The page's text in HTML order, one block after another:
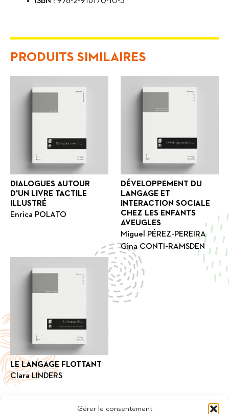
Gérer le consentement
PRODUITS SIMILAIRES
DIALOGUES AUTOUR
D'UN LIVRE TACTILE
ILLUSTRÉ
Enrica POLATO
DÉVELOPPEMENT DU
LANGAGE ET
INTERACTION SOCIALE
CHEZ LES ENFANTS
AVEUGLES
Miguel PÉREZ-PEREIRA
Gina CONTI-RAMSDEN
LE LANGAGE FLOTTANT
Clara LINDERS